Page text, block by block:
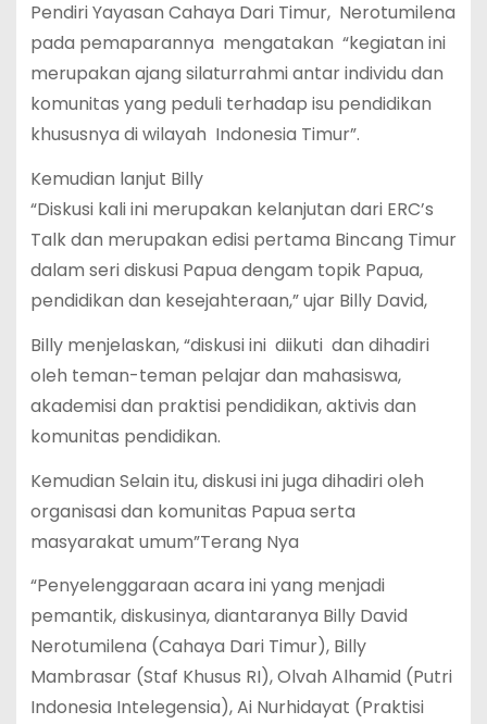
Pendiri Yayasan Cahaya Dari Timur, Nerotumilena
pada pemaparannya mengatakan “kegiatan ini
merupakan ajang silaturrahmi antar individu dan
komunitas yang peduli terhadap isu pendidikan
khususnya di wilayah Indonesia Timur”.
Kemudian lanjut Billy
“Diskusi kali ini merupakan kelanjutan dari ERC’s
Talk dan merupakan edisi pertama Bincang Timur
dalam seri diskusi Papua dengam topik Papua,
pendidikan dan kesejahteraan,” ujar Billy David,
Billy menjelaskan, “diskusi ini diikuti dan dihadiri
oleh teman-teman pelajar dan mahasiswa,
akademisi dan praktisi pendidikan, aktivis dan
komunitas pendidikan.
Kemudian Selain itu, diskusi ini juga dihadiri oleh
organisasi dan komunitas Papua serta
masyarakat umum”Terang Nya
“Penyelenggaraan acara ini yang menjadi
pemantik, diskusinya, diantaranya Billy David
Nerotumilena (Cahaya Dari Timur), Billy
Mambrasar (Staf Khusus RI), Olvah Alhamid (Putri
Indonesia Intelegensia), Ai Nurhidayat (Praktisi